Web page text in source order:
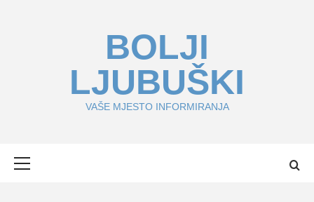
BOLJI
LJUBUŠKI
VAŠE MJESTO INFORMIRANJA